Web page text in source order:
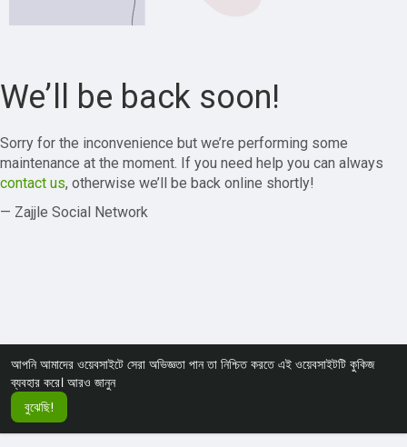
আপনি আমাদের ওয়েবসাইটে সেরা অভিজ্ঞতা পান তা নিশ্চিত করতে এই ওয়েবসাইটটি কুকিজ
ব্যবহার করে। আরও জানুন
বুঝেছি!
We’ll be back soon!
Sorry for the inconvenience but we’re performing some
maintenance at the moment. If you need help you can always
contact us, otherwise we’ll be back online shortly!
— Zajjle Social Network